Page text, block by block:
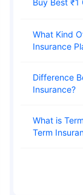
What Kind Of Deaths Are Not Covered In A Term
Insurance
Difference Between Term Insurance and Life
Insurance
What is Term Insurance Plan? Meaning & Types of
Term